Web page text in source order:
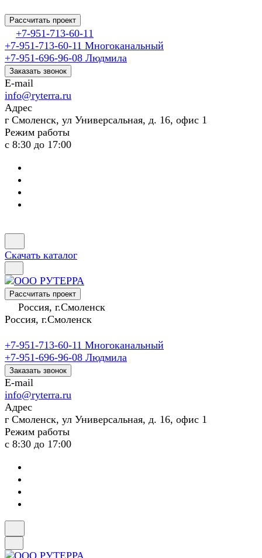
Рассчитать проект
+7-951-713-60-11
+7-951-713-60-11 Многоканальный
+7-951-696-96-08 Людмила
Заказать звонок
E-mail
info@ryterra.ru
Адрес
г Смоленск, ул Универсальная, д. 16, офис 1
Режим работы
с 8:30 до 17:00
Скачать каталог
Рассчитать проект
Россия, г.Смоленск
Россия, г.Смоленск
+7-951-713-60-11 Многоканальный
+7-951-696-96-08 Людмила
Заказать звонок
E-mail
info@ryterra.ru
Адрес
г Смоленск, ул Универсальная, д. 16, офис 1
Режим работы
с 8:30 до 17:00